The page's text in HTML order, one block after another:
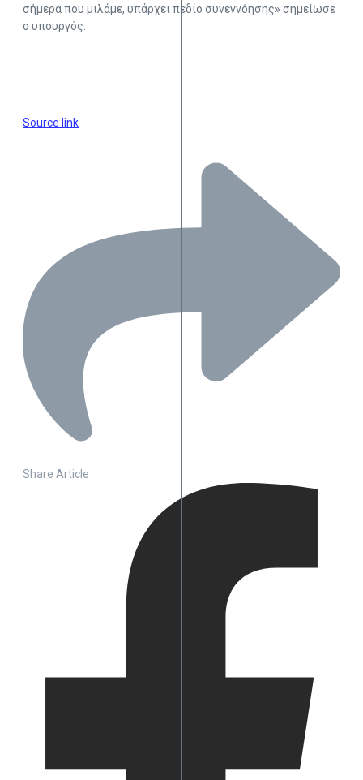
σήμερα που μιλάμε, υπάρχει πεδίο συνεννόησης» σημείωσε
ο υπουργός.
Source link
Share Article